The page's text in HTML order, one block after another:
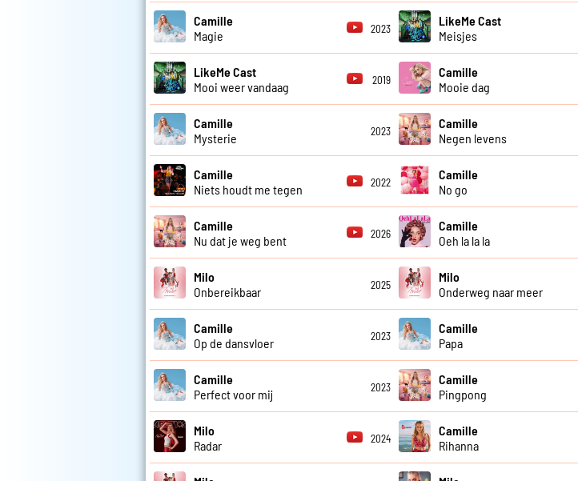
Camille
Magie
2023
LikeMe Cast
Meisjes
LikeMe Cast
Mooi weer vandaag
2019
Camille
Mooie dag
Camille
Mysterie
2023
Camille
Negen levens
Camille
Niets houdt me tegen
2022
Camille
No go
Camille
Nu dat je weg bent
2026
Camille
Oeh la la la
Milo
Onbereikbaar
2025
Milo
Onderweg naar meer
Camille
Op de dansvloer
2023
Camille
Papa
Camille
Perfect voor mij
2023
Camille
Pingpong
Milo
Radar
2024
Camille
Rihanna